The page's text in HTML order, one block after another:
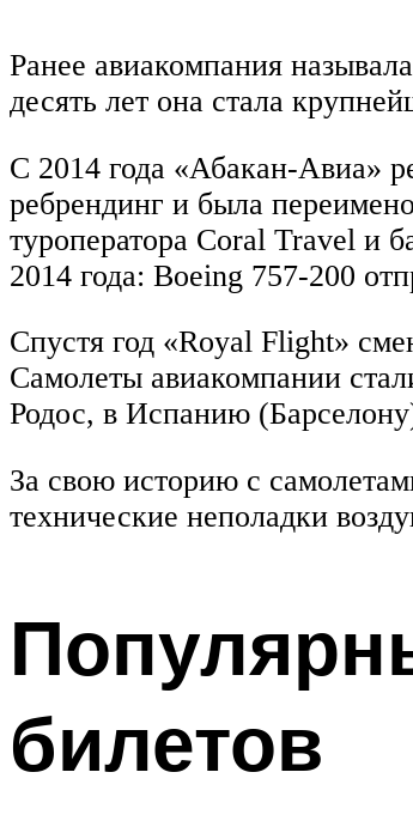
Ранее авиакомпания
десять лет она стала
С 2014 года «Абакан-Авиа»
ребрендинг и была
туроператора Coral Travel и
2014 года: Boeing 757-200
Спустя год «Royal Flight»
Самолеты авиакомпании
Родос, в Испанию
За свою историю с
технические неполадки
билетов